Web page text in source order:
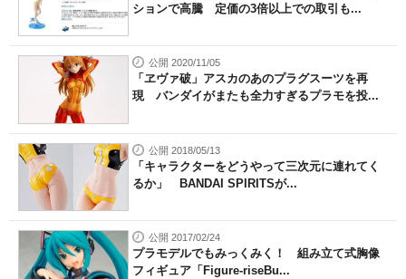
ションで高騰 定価の3倍以上での取引も...
公開 2020/11/05
「ヱヴァ破」アスカのあのプラグスーツを再
現 バンダイがまたも全力すぎるプラモを投...
公開 2018/05/13
「キャラクターをどうやって三次元に連れてく
るか」 BANDAI SPIRITSが...
公開 2017/02/24
プラモデルでもみっくみく！ 組み立て式胸像
フィギュア「Figure-riseBu...